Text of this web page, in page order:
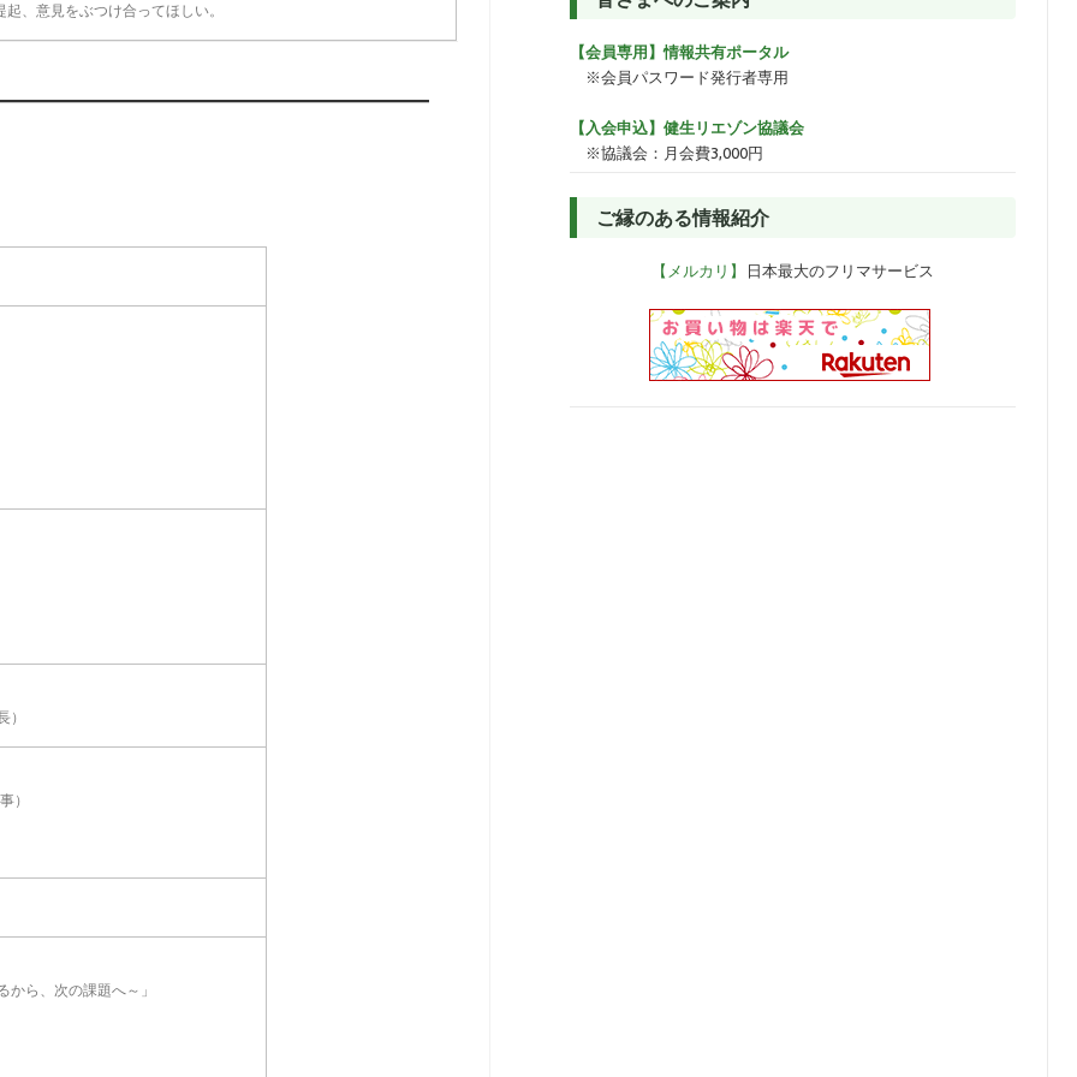
、意見をぶつけ合ってほしい。
）
ら、次の課題へ～」
リ
【会員専用】情報共有ポータル
※会員パスワード発行者専用
【入会申込】健生リエゾン協議会
※協議会：月会費3,000円
ご縁のある情報紹介
【メルカリ】 日本最大のフリマサービス